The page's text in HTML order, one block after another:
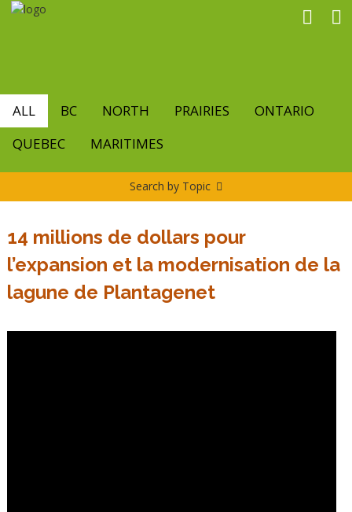
Skip
ALL BC NORTH PRAIRIES
ONTARIO
QUEBEC
MARITIMES
Search by Topic
14 millions de dollars pour
l’expansion et la modernisation de la
lagune de Plantagenet